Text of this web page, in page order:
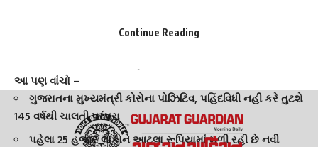
મોટી જાનહાનિ ટાળી દીધી હતી. ઉલ્લેખનીય છે કે, ટ્રેનના વ્હીલમાં
આ પણ વાંચો –
ગુજરાતના મુખ્યમંત્રી કોરોના પોઝિટિવ, પહિંદવિધી નહી કરે તુટશે
145 વર્ષથી ચાલતી પરંપરા
પહેલા 25 હજાર લોકોને આટલા રૂપિયામાં મળી રહી છે નવી
Continue Reading